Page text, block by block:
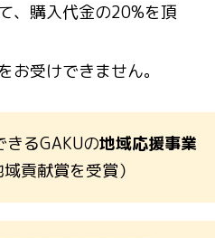
、購入代金の20%を頂
お受けできません。
るGAKUの地域応援事業
貢献賞を受賞）